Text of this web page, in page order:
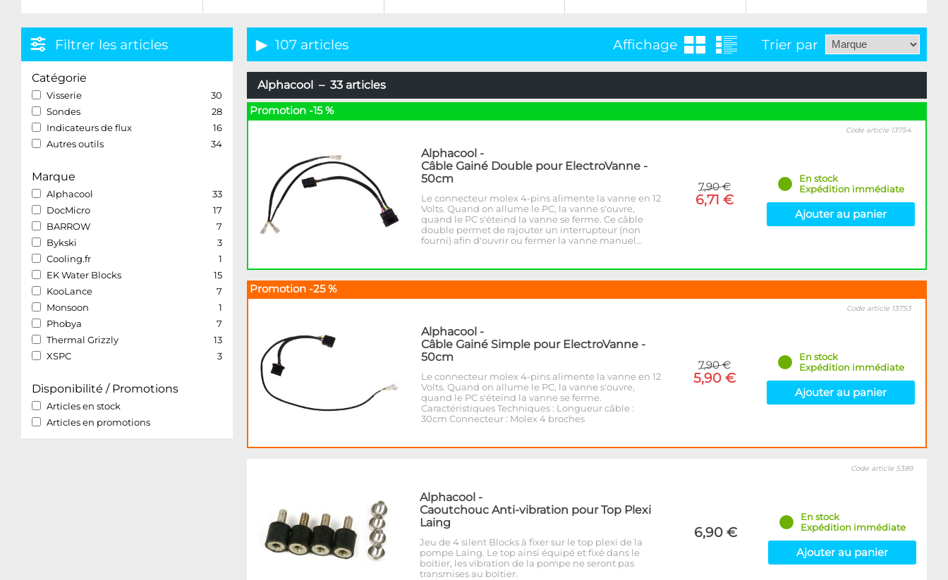
Filtrer les articles
Catégorie
Visserie
30
Sondes
28
Indicateurs de flux
16
Autres outils
34
Marque
Alphacool
33
DocMicro
17
BARROW
7
Bykski
3
Cooling.fr
1
EK Water Blocks
15
KooLance
7
Monsoon
1
Phobya
7
Thermal Grizzly
13
XSPC
3
Disponibilité / Promotions
Articles en stock
Articles en promotions
107 articles Affichage Trier par
Alphacool – 33 articles
Promotion -15 %
Alphacool -
Câble Gainé Double pour ElectroVanne -
50cm
Le connecteur molex 4-pins alimente la vanne en 12
Volts. Quand on allume le PC, la vanne s'ouvre,
quand le PC s'éteind la vanne se ferme. Ce câble
double permet de rajouter un interrupteur (non
fourni) afin d'ouvrir ou fermer la vanne manuel…
7,90 €
6,71 €
Code article 13754
En stock
Expédition immédiate
Ajouter au panier
Promotion -25 %
Alphacool -
Câble Gainé Simple pour ElectroVanne -
50cm
Le connecteur molex 4-pins alimente la vanne en 12
Volts. Quand on allume le PC, la vanne s'ouvre,
quand le PC s'éteind la vanne se ferme.
Caractéristiques Techniques : Longueur câble :
30cm Connecteur : Molex 4 broches
7,90 €
5,90 €
Code article 13753
En stock
Expédition immédiate
Ajouter au panier
Alphacool -
Caoutchouc Anti-vibration pour Top Plexi
Laing
Jeu de 4 silent Blocks à fixer sur le top plexi de la
pompe Laing. Le top ainsi équipé et fixé dans le
boitier, les vibration de la pompe ne seront pas
transmises au boitier.
6,90 €
Code article 5389
En stock
Expédition immédiate
Ajouter au panier